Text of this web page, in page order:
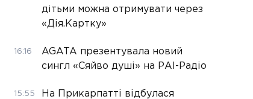
дітьми можна отримувати через
«Дія.Картку»
16:16
AGATA презентувала новий
сингл «Сяйво душі» на РАІ-Радіо
15:55
На Прикарпатті відбулася